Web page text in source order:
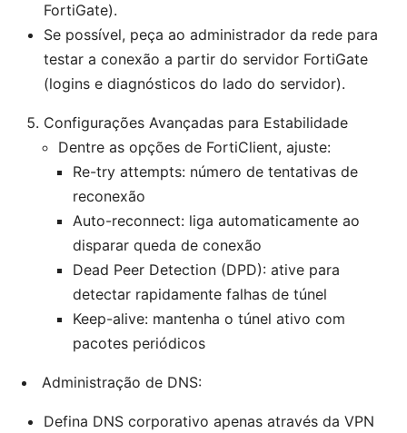
FortiGate).
Se possível, peça ao administrador da rede para
testar a conexão a partir do servidor FortiGate
(logins e diagnósticos do lado do servidor).
Configurações Avançadas para Estabilidade
Dentre as opções de FortiClient, ajuste:
Re-try attempts: número de tentativas de
reconexão
Auto-reconnect: liga automaticamente ao
disparar queda de conexão
Dead Peer Detection (DPD): ative para
detectar rapidamente falhas de túnel
Keep-alive: mantenha o túnel ativo com
pacotes periódicos
Administração de DNS:
Defina DNS corporativo apenas através da VPN